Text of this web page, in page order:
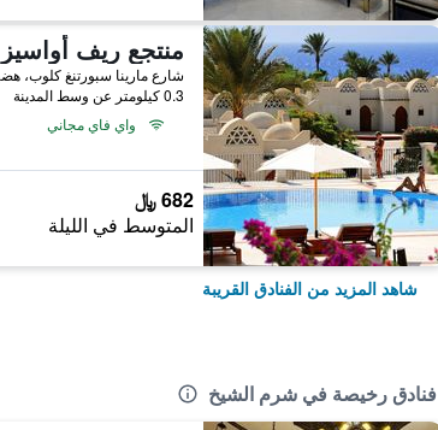
0.3 كيلومتر عن وسط المدينة
واي فاي مجاني
682 ﷼
المتوسط في الليلة
شاهد المزيد من الفنادق القريبة
فنادق رخيصة في شرم الشيخ